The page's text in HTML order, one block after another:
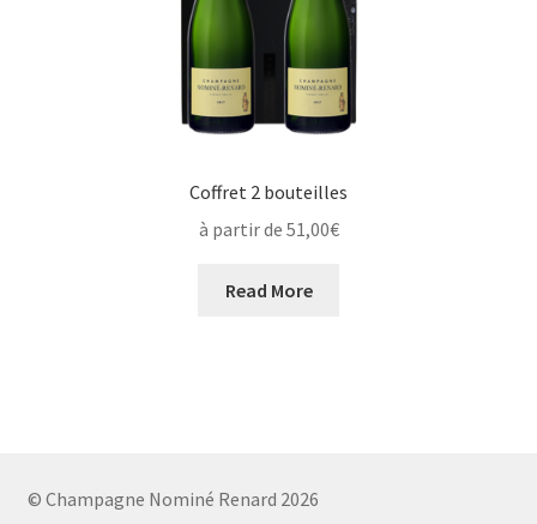
Coffret 2 bouteilles
à partir de 51,00€
Read More
© Champagne Nominé Renard 2026